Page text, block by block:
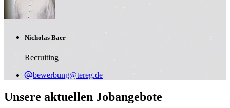
Nicholas Baer
Recruiting
bewerbung@tereg.de
Unsere aktuellen Jobangebote